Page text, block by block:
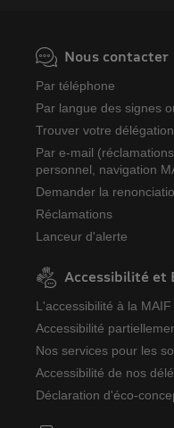
Nous contacter
Par téléphone
Par langue des signes
Trouver votre délégation
Par e-mail
personnel, navigation
Demander la
Réclamations
Lanceur d'alerte
Accessibilité et
L'accessibilité à la MAIF
Accessibilité
Nos services pour les
Accessibilité de nos
Déclaration d'éco-